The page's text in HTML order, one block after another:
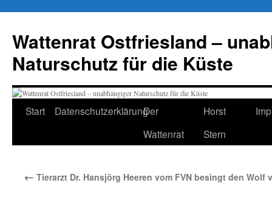
springen
Wattenrat Ostfriesland –
Naturschutz für die Küste
Start DatenschutzerklärungDer
Wattenrat
Horst
Stern
← Tierarzt Dr. Hansjörg Heeren vom FVN besingt den Wolf